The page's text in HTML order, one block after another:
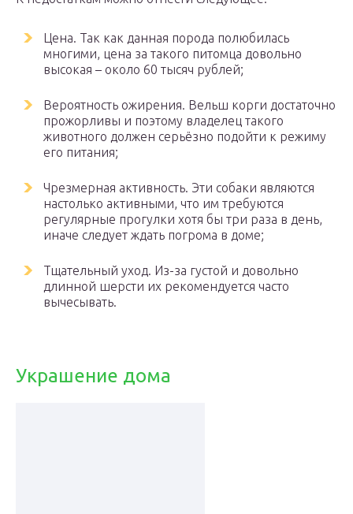
Цена. Так как данная порода полюбилась
многими, цена за такого питомца довольно
высокая – около 60 тысяч рублей;
Вероятность ожирения. Вельш корги достаточно
прожорливы и поэтому владелец такого
животного должен серьёзно подойти к режиму
его питания;
Чрезмерная активность. Эти собаки являются
настолько активными, что им требуются
регулярные прогулки хотя бы три раза в день,
иначе следует ждать погрома в доме;
Тщательный уход. Из-за густой и довольно
длинной шерсти их рекомендуется часто
вычесывать.
Украшение дома